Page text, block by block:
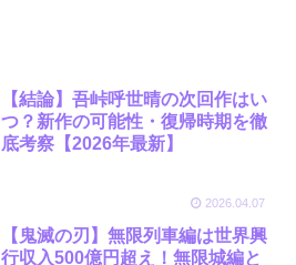
【結論】吾峠呼世晴の次回作はい
つ？新作の可能性・復帰時期を徹
底考察【2026年最新】
2026.04.07
【鬼滅の刃】無限列車編は世界興
行収入500億円超え！無限城編と